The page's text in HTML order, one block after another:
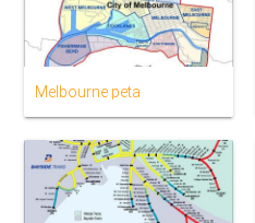
Melbourne peta